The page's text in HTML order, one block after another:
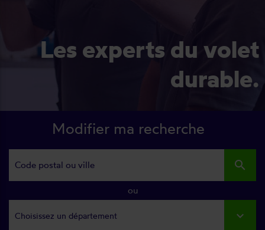
Les experts du volet
durable.
Modifier ma recherche
search
ou
Choisissez un département